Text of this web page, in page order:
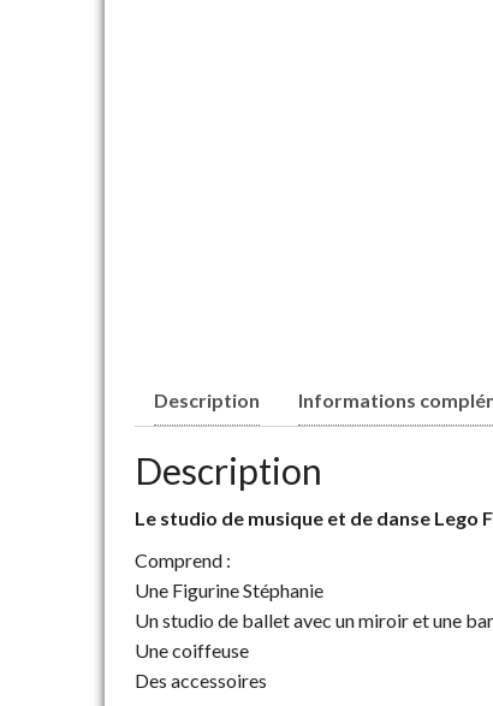
Description Informations
Description
Le studio de musique et de danse Lego
Comprend :
Une Figurine Stéphanie
Un studio de ballet avec un miroir et une
Une coiffeuse
Des accessoires